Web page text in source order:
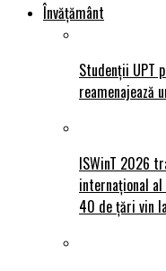
Învățământ
Studenții UPT
reamenajează
ISWinT 2026
internațional
40 de țări vin